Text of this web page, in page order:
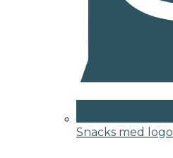
Snacks med logo